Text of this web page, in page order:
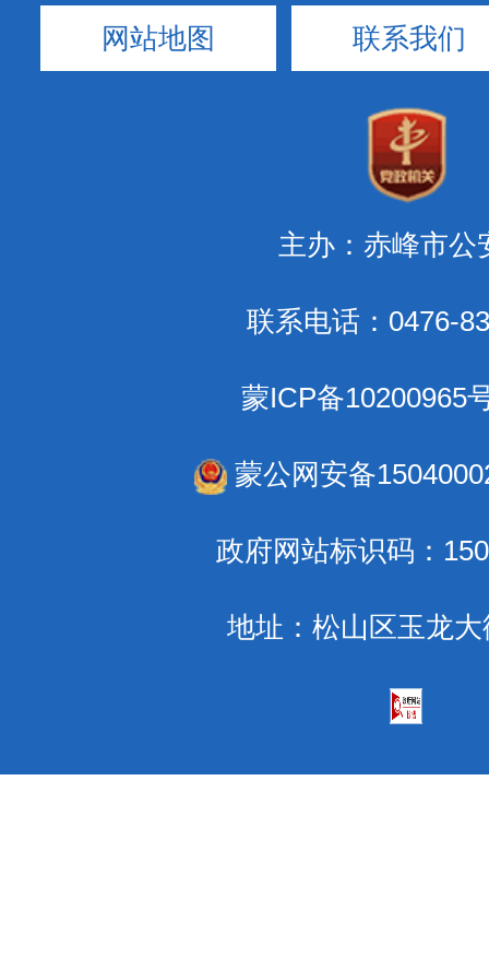
网站地图 联系我们
主办：赤峰市公
联系电话：0476-
蒙ICP备10200965
蒙公网安备
政府网站标识码：
地址：松山区玉龙